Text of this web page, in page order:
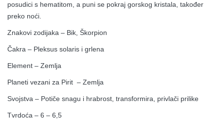
posudici s hematitom, a puni se pokraj gorskog kristala, također
preko noći.
Znakovi zodijaka – Bik, Škorpion
Čakra – Pleksus solaris i grlena
Element – Zemlja
Planeti vezani za Pirit – Zemlja
Svojstva – Potiče snagu i hrabrost, transformira, privlači prilike
Tvrdoća – 6 – 6,5